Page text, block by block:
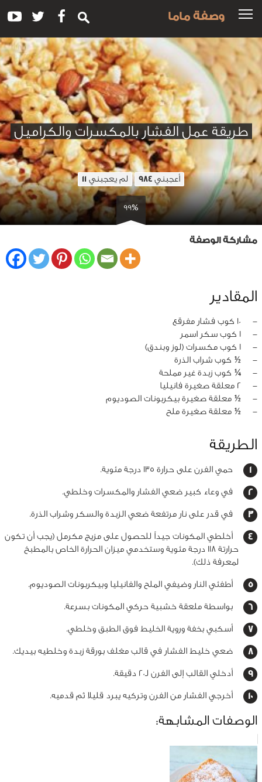
وصفة ماما
طريقة عمل الفشار بالمكسرات والكراميل
أعجبني 984 لم يعجبني 11
99%
مشاركة الوصفة
المقادير
‏-
10 كوب فشار مفرقع
‏-
1 كوب سكر اسمر
‏-
1 كوب مكسرات (لوز وبندق)
‏-
½ كوب شراب الذرة
‏-
¼ كوب زبدة غير مملحة
‏-
2 معلقة صغيرة فانيليا
‏-
½ معلقة صغيرة بيكربونات الصوديوم
‏-
½ معلقة صغيرة ملح
الطريقة
حمي الفرن على حرارة 135 درجة مئوية.
في وعاء كبير ضعي الفشار والمكسرات وخلطي.
في قدر على نار مرتفعة ضعي الزبدة والسكر وشراب الذرة.
أخلطي المكونات جيداً للحصول على مزيج مكرمل (يجب أن تكون
حرارتة 118 درجة مئوية وستخدمي ميزان الحرارة الخاص بالمطبخ
لمعرفة ذلك).
أطفئي النار وضيفي الملح والفانيليا وبيكربونات الصوديوم.
بواسطة ملعقة خشبية حركي المكونات بسرعة.
أسكبي بخفة وروية الخليط فوق الطبق وخلطي.
ضعي خليط الفشار في قالب مغلف بورقة زبدة وخلطيه بيديك.
أدخلي القالب إلى الفرن لـ20 دقيقة.
أخرجي الفشار من الفرن وتركيه يبرد قليلا ثم قدميه.
الوصفات المشابهة: